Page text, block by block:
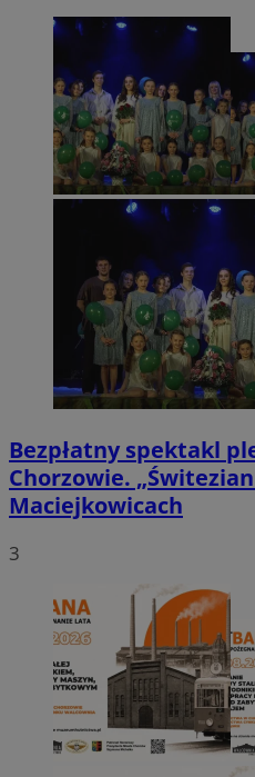
Bezpłatny spektakl
Chorzowie.
Maciejkowicach
3